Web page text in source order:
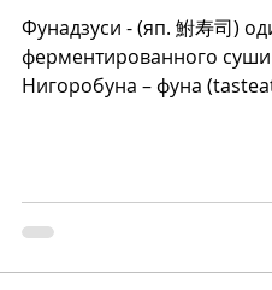
Фунадзуси - (яп. 鮒寿司)
ферментированного суши
Нигоробуна – фуна